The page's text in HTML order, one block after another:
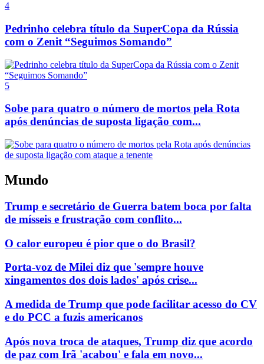
4
Pedrinho celebra título da SuperCopa da Rússia
com o Zenit “Seguimos Somando”
5
Sobe para quatro o número de mortos pela Rota
após denúncias de suposta ligação com...
Mundo
Trump e secretário de Guerra batem boca por falta
de mísseis e frustração com conflito...
O calor europeu é pior que o do Brasil?
Porta-voz de Milei diz que 'sempre houve
xingamentos dos dois lados' após crise...
A medida de Trump que pode facilitar acesso do CV
e do PCC a fuzis americanos
Após nova troca de ataques, Trump diz que acordo
de paz com Irã 'acabou' e fala em novo...